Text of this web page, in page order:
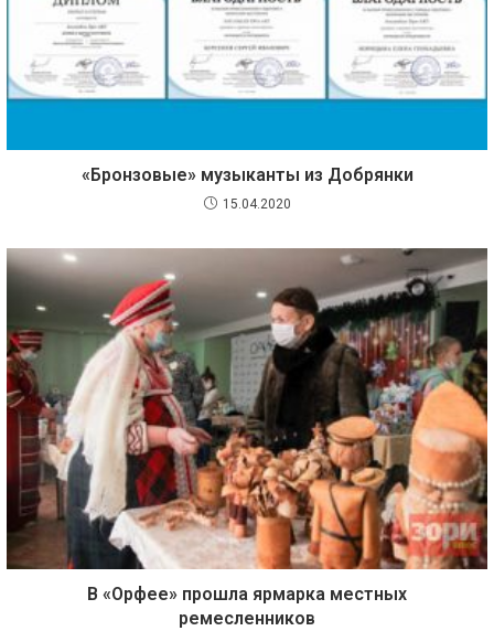
«Бронзовые» музыканты из Добрянки
15.04.2020
В «Орфее» прошла ярмарка местных
ремесленников